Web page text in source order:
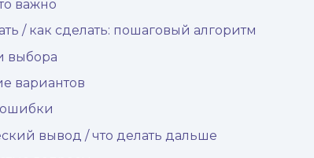
важно
/ как сделать: пошаговый алгоритм
выбора
вариантов
вывод / что делать дальше